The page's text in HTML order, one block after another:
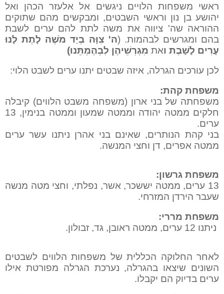
ראשי משפחות הלויים ניגשים אל אלעזר הכהן ואל
יהושע בן נון וראשי השבטים, ומבקשים מהם שתוקים
ההוראה שה' ציווה את משה לתת להם ערים לשבת
בהם ומגרשים לבהמות. (ה' צִוָּה בְיַד מֹשֶׁה לָתֶת לָנוּ
עָרִים לָשָׁבֶת ואת מִגְרְשֵׁיהֶן לִבְהֶמְתֵּנוּ)
לכן עורכים הגרלה, איזה שבטים יתנו ערים לשבט הלוי:
משפחת קהת:
משפחתה של בני ארון (משפחה משבט הלווים) קיבלה
חלקים ממטה יהודה וממטה שמעון וממטה בנימין, 13
ערים.
בני קהת הנותרים, שאינם בני אהרן ניתנו עשר ערים
ממטה אפרים, דן וחצי המנשה.
משפחת גרשון:
13 ערים, ממטה יששכר, אשר, נפלתי, וחצי מטה מנשה
שעבר הירדן המזרחי.
משפחת מררי:
ניתנו 12 ערים, ממטה ראובן, גד, זבולון.
לאחר החלוקה הכללית של משפחות הלווים לשבטים
השונים שיצאו בהגרלה, נערכת הגרלה מפורטת אילו
ערים בדיוק הם יקבלו.